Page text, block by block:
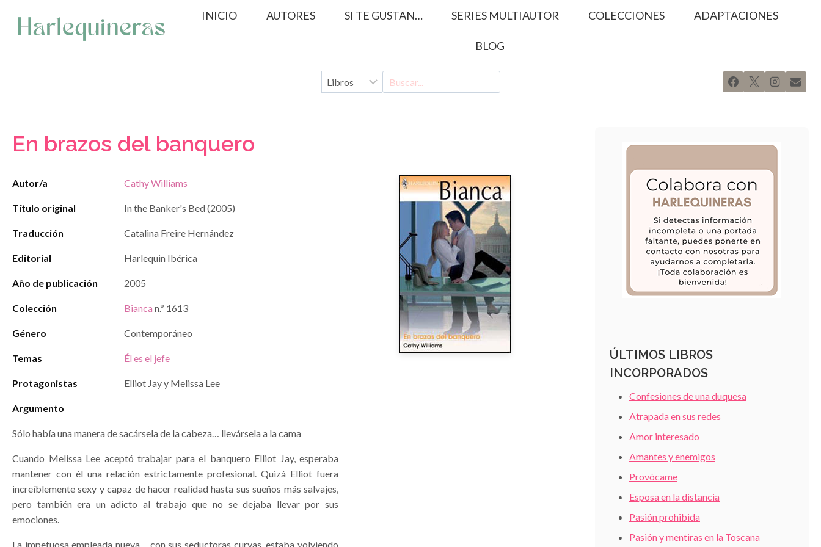
contenido
INICIO AUTORES SI TE GUSTAN… SERIES MULTIAUTOR COLECCIONES ADAPTACIONES
BLOG
En brazos del banquero
Autor/a Cathy Williams
Título original In the Banker's Bed (2005)
Traducción Catalina Freire Hernández
Editorial Harlequin Ibérica
Año de publicación 2005
Colección Bianca n.º 1613
Género Contemporáneo
Temas Él es el jefe
Protagonistas Elliot Jay y Melissa Lee
Argumento
Sólo había una manera de sacársela de la cabeza… llevársela a la cama
Cuando Melissa Lee aceptó trabajar para el banquero Elliot Jay, esperaba
mantener con él una relación estrictamente profesional. Quizá Elliot fuera
increíblemente sexy y capaz de hacer realidad hasta sus sueños más salvajes,
pero también era un adicto al trabajo que no se dejaba llevar por sus
emociones.
La impetuosa empleada nueva… con sus seductoras curvas, estaba volviendo
ÚLTIMOS LIBROS
INCORPORADOS
Confesiones de una duquesa
Atrapada en sus redes
Amor interesado
Amantes y enemigos
Provócame
Esposa en la distancia
Pasión prohibida
Pasión y mentiras en la Toscana